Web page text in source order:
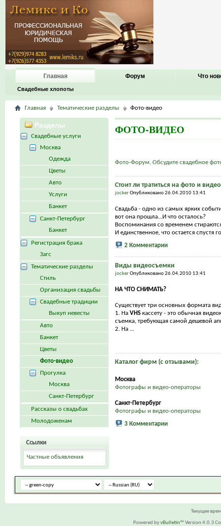
Главная
Свадебные хлопоты
Форум Что
Главная Тематические разделы Фото-видео
ФОТО-ВИДЕО
Фото-Форум. Обсудите свадебное
Стоит ли тратиться на фото и
jockerОпубликовано 26.04.2010 13:41
Свадьба - одно из самых ярких
вот она прошла...И что осталось?
Воспоминания со временем
И единственное, что остается спустя
2 Комментарии
Виды видеосъемки
jockerОпубликовано 26.04.2010 13:41
НА ЧТО СНИМАТЬ?
Существует три основных формата
1. На VHS кассету - это обычная
съемка, требующая самой дешевой
2. На ...
Каталог фирм (с отзывами):
Москва
Фотографы и видео-операторы
Санкт-Петербург
Фотографы и видео-операторы
3 Комментарии
Разделы
Свадебные услуги
Москва
Одежда
Цветы
Авто
Услуги
Банкет
Санкт-Петербург
Банкет
Регистрация брака
Загс
Тематические разделы
Стиль
Организация свадьбы
Свадебные традиции
Выкуп невесты
Авто
Банкет
Цветы
Фото-видео
Прогулка
Москва
Санкт-Петербург
Рассказы о свадьбах
Молодоженам
Ссылки
Частные объявления
Текущее
Powered byvBulletin™ Version 4.0.3